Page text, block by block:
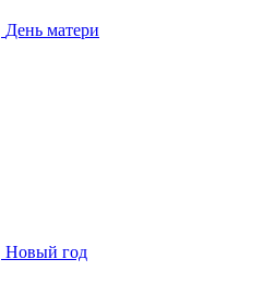
День матери
Новый год